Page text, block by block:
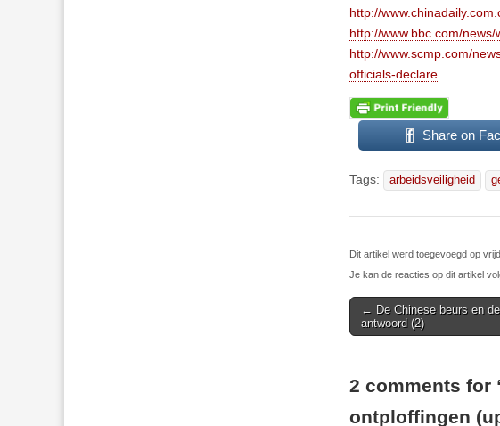
http://
http://www.bbc.com/
http://www.scmp.com/
officials-declare
Share on
Tags: arbeidsveiligheid
Dit artikel werd toegevoegd op
Je kan de reacties op dit artikel
Post
navigation
← De Chinese beurs en
antwoord (2)
2 comments for
ontploffingen